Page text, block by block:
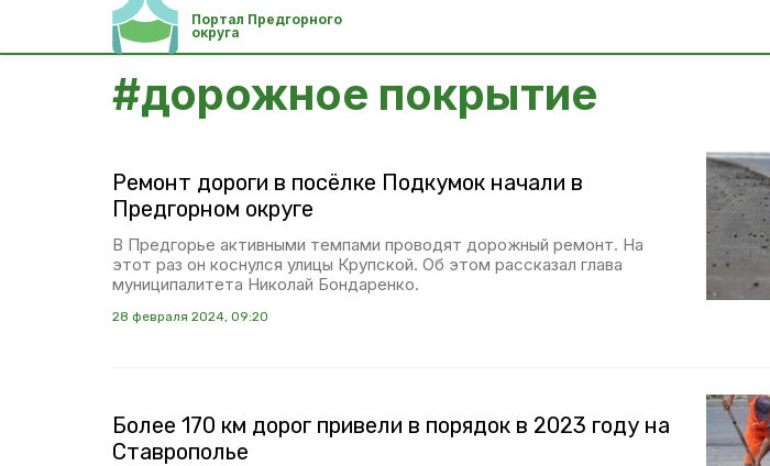
Портал Предгорного
округа
#дорожное покрытие
Ремонт дороги в посёлке Подкумок начали в
Предгорном округе
В Предгорье активными темпами проводят дорожный ремонт. На
этот раз он коснулся улицы Крупской. Об этом рассказал глава
муниципалитета Николай Бондаренко.
28 февраля 2024, 09:20
Более 170 км дорог привели в порядок в 2023 году на
Ставрополье